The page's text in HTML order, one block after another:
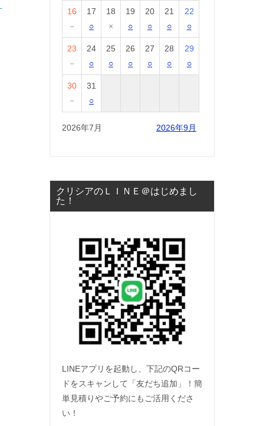
16
－
17
○
18
×
19
○
20
○
21
○
22
○
23
－
24
○
25
○
26
○
27
○
28
○
29
○
30
－
31
○
2026年7月 2026年9月
クリシアのＬＩＮＥ＠はじめまし
た！
LINEアプリを起動し、下記のQRコー
ドをスキャンして「友だち追加」！簡
単見積りやご予約にもご活用くださ
い！